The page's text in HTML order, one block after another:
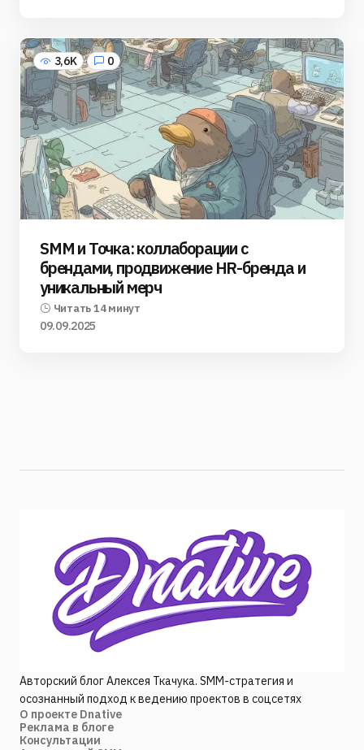
3,6K 0
SMM и Точка: коллаборации с
брендами, продвижение HR-бренда и
уникальный мерч
Читать 14 минут
09.09.2025
Авторский блог Алексея Ткачука. SMM-стратегия и
осознанный подход к ведению проектов в соцсетях
О проекте Dnative
Реклама в блоге
Консультации